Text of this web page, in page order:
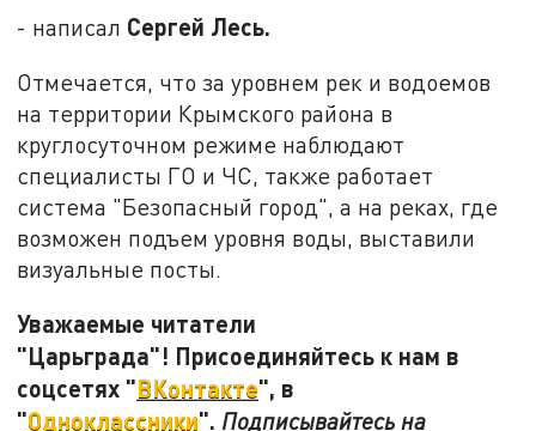
- написал Сергей Лесь.
Отмечается, что за уровнем рек и водоемов
на территории Крымского района в
круглосуточном режиме наблюдают
специалисты ГО и ЧС, также работает
система "Безопасный город", а на реках, где
возможен подъем уровня воды, выставили
визуальные посты.
Уважаемые читатели
"Царьграда"! Присоединяйтесь к нам в
соцсетях "ВКонтакте", в
"Одноклассники". Подписывайтесь на